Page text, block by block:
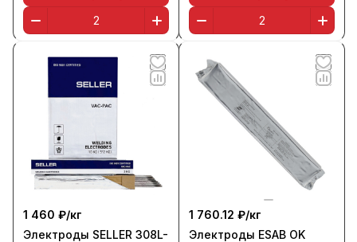
1 460 ₽/кг
Электроды SELLER 308L-
1 760.12 ₽/кг
Электроды ESAB OK